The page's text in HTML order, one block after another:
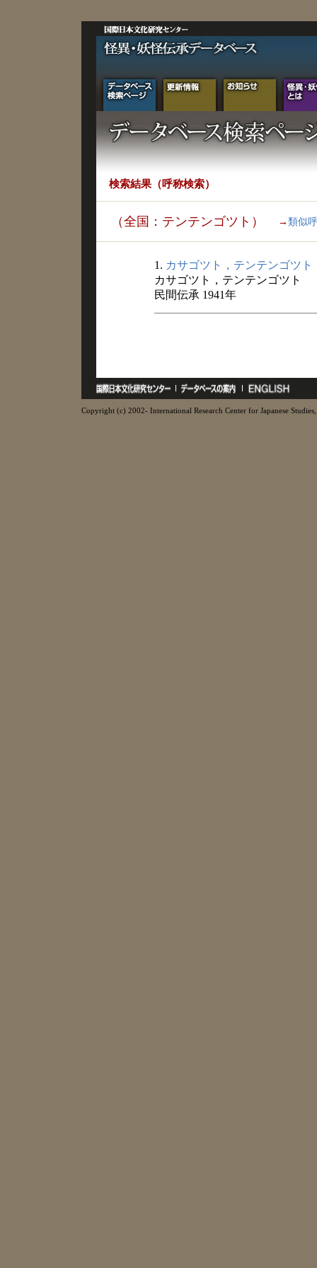
検索結果（呼称検索）
（全国：テンテンゴツト） → 類似
1. カサゴツト，テンテンゴツト
カサゴツト，テンテンゴツト
民間伝承 1941年
Copyright (c) 2002- International Research Center for Japanese